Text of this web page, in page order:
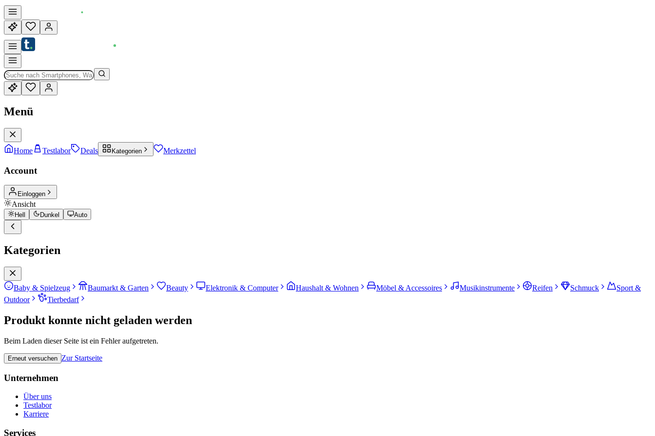
Menü
Home Testlabor Deals Kategorien Merkzettel
Account
Einloggen
Ansicht
Hell Dunkel Auto
Kategorien
Baby & Spielzeug Baumarkt & Garten Beauty Elektronik & Computer Haushalt & Wohnen Möbel & Accessoires Musikinstrumente Reifen Schmuck
Sport &
Outdoor
Tierbedarf
Produkt konnte nicht geladen werden
Beim Laden dieser Seite ist ein Fehler aufgetreten.
Erneut versuchen Zur Startseite
Unternehmen
Über uns
Testlabor
Karriere
Services